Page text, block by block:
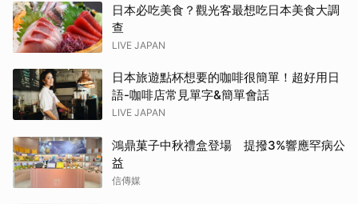
日本必吃美食？觀光客最想吃日本美食大調
查
LIVE JAPAN
日本旅遊點杯想要的咖啡很簡單！超好用日
語-咖啡店常見單字&簡單會話
LIVE JAPAN
鴻鼎菓子中秋禮盒登場 提撥3%響應罕病公
益
信傳媒